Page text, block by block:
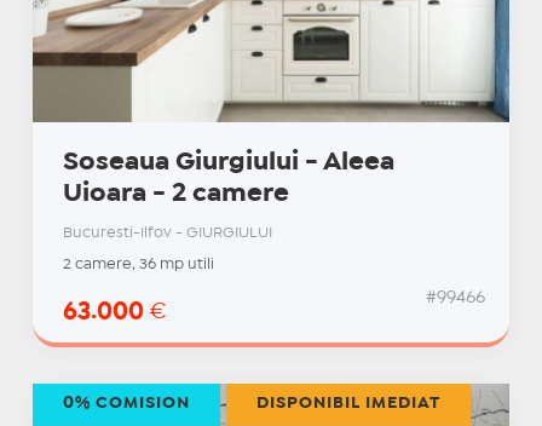
Soseaua Giurgiului - Aleea
Uioara - 2 camere
Bucuresti-Ilfov - GIURGIULUI
2 camere, 36 mp utili
63.000 €
#99466
0% COMISION DISPONIBIL IMEDIAT